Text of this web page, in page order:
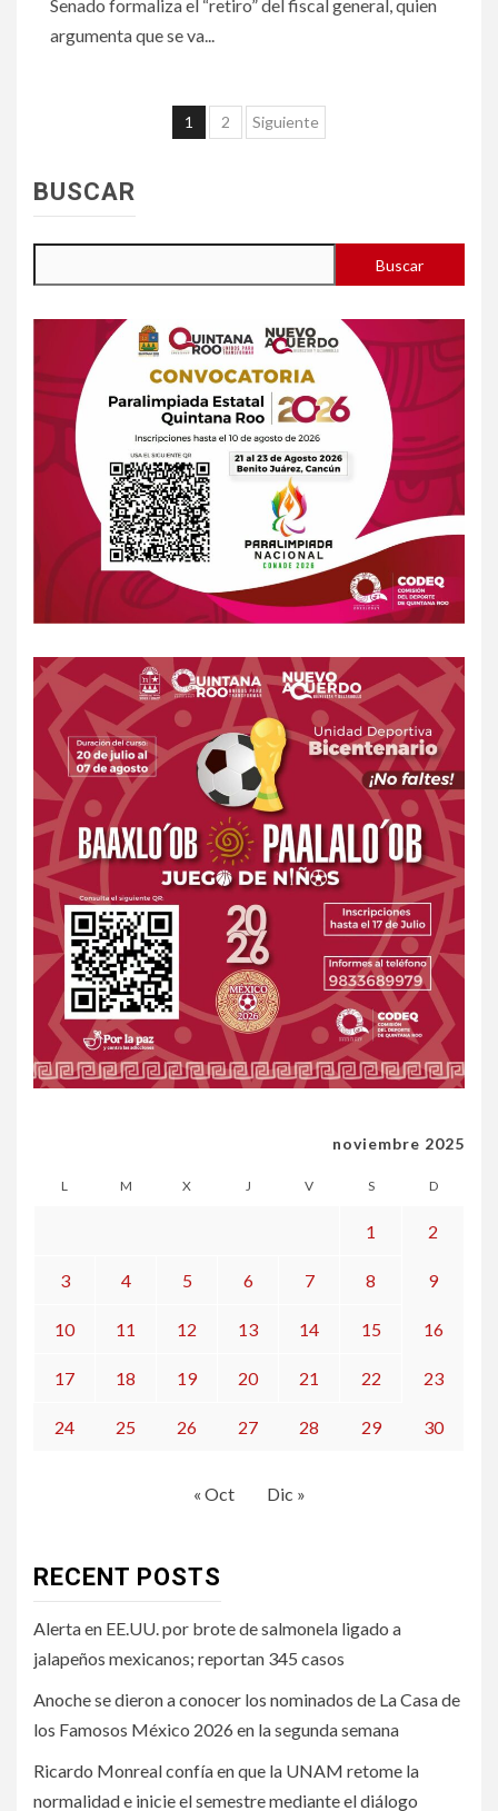
Senado formaliza el “retiro” del fiscal general, quien
argumenta que se va...
Paginación
1 2 Siguiente
BUSCAR
Buscar
noviembre 2025
L M X J V S D
1 2
3 4 5 6 7 8 9
10 11 12 13 14 15 16
17 18 19 20 21 22 23
24 25 26 27 28 29 30
« Oct Dic »
RECENT POSTS
Alerta en EE.UU. por brote de salmonela ligado a
jalapeños mexicanos; reportan 345 casos
Anoche se dieron a conocer los nominados de La Casa de
los Famosos México 2026 en la segunda semana
Ricardo Monreal confía en que la UNAM retome la
normalidad e inicie el semestre mediante el diálogo